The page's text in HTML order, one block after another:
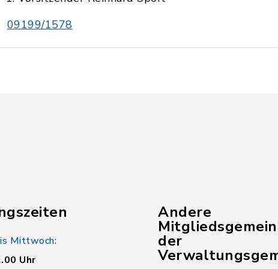
09199/1578
Mittwoch:
Uhr
Andere
der